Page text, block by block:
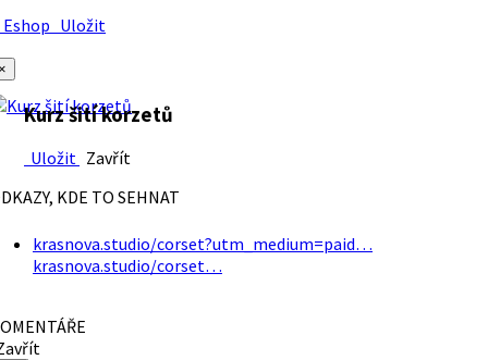
Uložit
Kurz šití korzetů
Uložit Zavřít
KDE TO SEHNAT
krasnova.studio/corset?utm_medium=paid…
krasnova.studio/corset…